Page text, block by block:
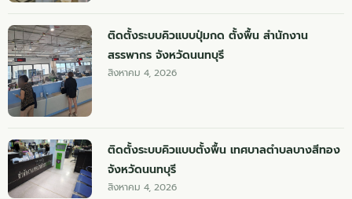
ติดตั้งระบบคิวแบบปุ่มกด ตั้งพื้น สำนักงาน
สรรพากร จังหวัดนนทบุรี
สิงหาคม 4, 2026
ติดตั้งระบบคิวแบบตั้งพื้น เทศบาลตำบลบางสีทอง
จังหวัดนนทบุรี
สิงหาคม 4, 2026